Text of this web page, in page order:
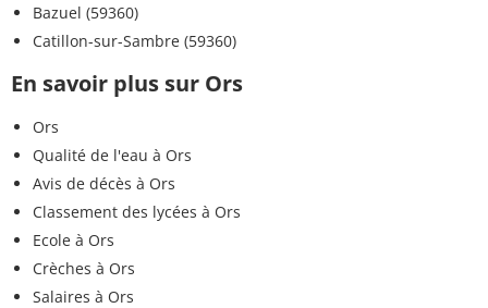
Bazuel (59360)
Catillon-sur-Sambre (59360)
En savoir plus sur Ors
Ors
Qualité de l'eau à Ors
Avis de décès à Ors
Classement des lycées à Ors
Ecole à Ors
Crèches à Ors
Salaires à Ors